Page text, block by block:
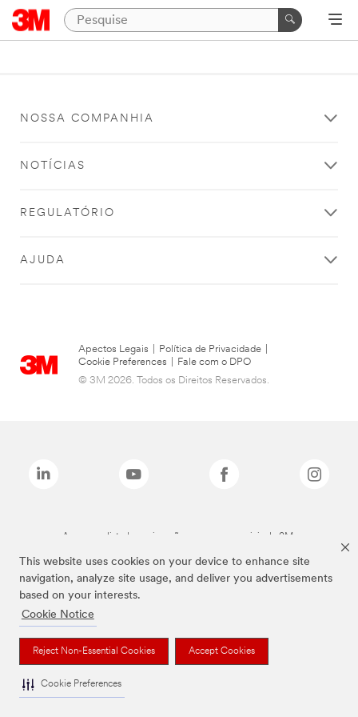
This website uses cookies on your device to enhance site
navigation, analyze site usage, and deliver you advertisements
based on your interests.
Cookie Notice
Reject Non-Essential Cookies Accept Cookies
Cookie Preferences
NOSSA COMPANHIA
NOTÍCIAS
REGULATÓRIO
AJUDA
Apectos Legais Política de Privacidade
Cookie Preferences
Fale com o DPO
© 3M 2026. Todos os Direitos Reservados.
As marcas listadas a cima são marcas comerciais da 3M.